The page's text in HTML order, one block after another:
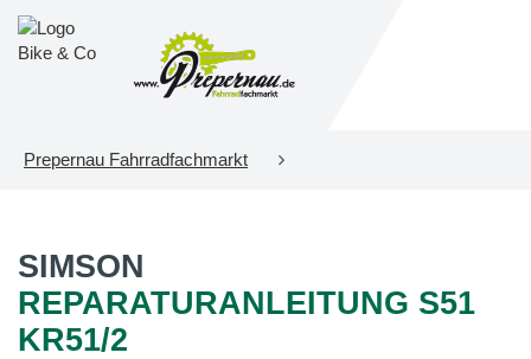
Prepernau Fahrradfachmarkt
SIMSON
REPARATURANLEITUNG S51
KR51/2